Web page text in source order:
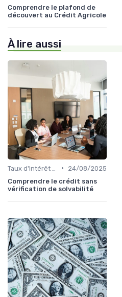
Comprendre le plafond de
découvert au Crédit Agricole
À lire aussi
•
24/08/2025
Comprendre le crédit sans
vérification de solvabilité